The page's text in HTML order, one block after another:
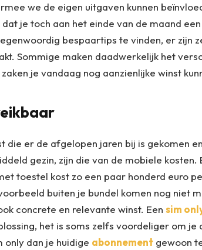
we de eigen uitgaven kunnen
je toch aan het einde van de maand
bespaartips te vinden, er zijn
Sommige maken daadwerkelijk het
je vandaag nog aanzienlijke winst
die er de afgelopen jaren bij is gekomen
gezin, zijn die van de mobiele kosten.
toestel kost zo een paar honderd euro
buiten je bundel komen nog niet
concrete en relevante winst. Een sim
het is soms zelfs voordeliger om
only dan je huidige abonnementgewoon